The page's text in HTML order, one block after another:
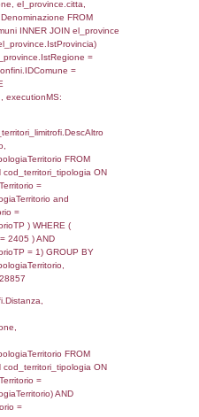
as RegioneSL FROM
LEFT JOIN el_comuni
=
ON
LEFT JOIN
=
AS el_comuni_1 ON
=
AS el_province_1
=
LEFT JOIN
ON
where
0.00062394142150879
a2p.Cognome, a2p.Nome
a2rp INNER JOIN
= a2p.IDPersonale
AND
0.0034999847412109